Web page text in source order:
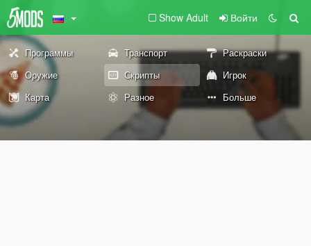
Show Adult Войти
Программы Транспорт
Раскраски
Оружие
Скрипты
Игрок
Карта
Разное Больше